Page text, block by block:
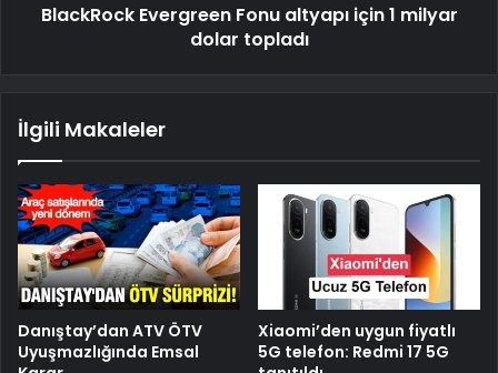
BlackRock Evergreen Fonu altyapı için 1 milyar
dolar topladı
İlgili Makaleler
Danıştay’dan ATV ÖTV
Uyuşmazlığında Emsal
Xiaomi’den uygun fiyatlı
5G telefon: Redmi 17 5G